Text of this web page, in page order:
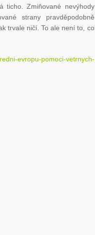
ticho. Zmiňované nevýhody
strany pravděpodobně
trvale ničí. To ale není to, co
evropu-pomoci-vetrnych-